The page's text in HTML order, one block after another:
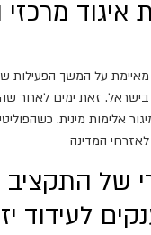
מרכזי
על המשך הפעילות
בישראל. זאת ימים לאחר
אלימות מינית.
המדינה
של
לעידוד